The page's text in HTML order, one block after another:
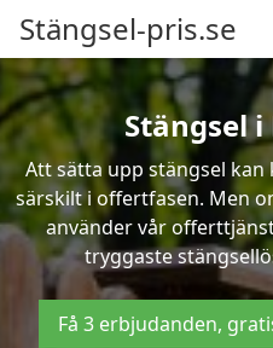
Stängsel-pris.se
Stängsel
Att sätta upp stängsel kan
särskilt i offertfasen. Men
använder vår
tryggaste
Få 3 erbjudanden,